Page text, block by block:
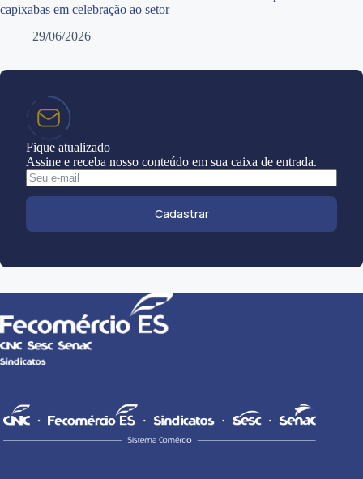
capixabas em celebração ao setor
29/06/2026
Fique atualizado
Assine e receba nosso conteúdo em sua caixa de entrada.
Cadastrar